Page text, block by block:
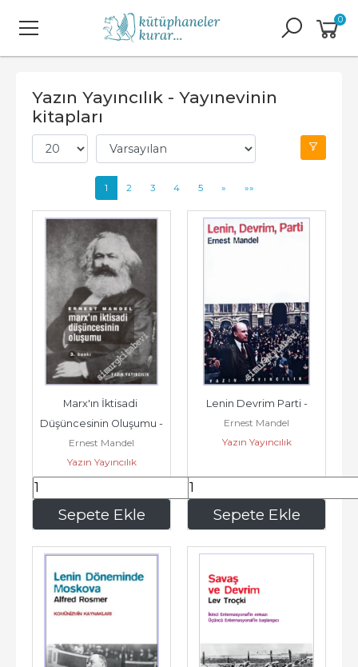
0
Yazın Yayıncılık - Yayınevinin
kitapları
1 2 3 4 5 » »»
Sepete Ekle
Marx'ın İktisadi
Düşüncesinin Oluşumu -
Ernest Mandel
Yazın Yayıncılık
210,00 Sepete Ekle
Lenin Devrim Parti -
Ernest Mandel
Yazın Yayıncılık
210,00